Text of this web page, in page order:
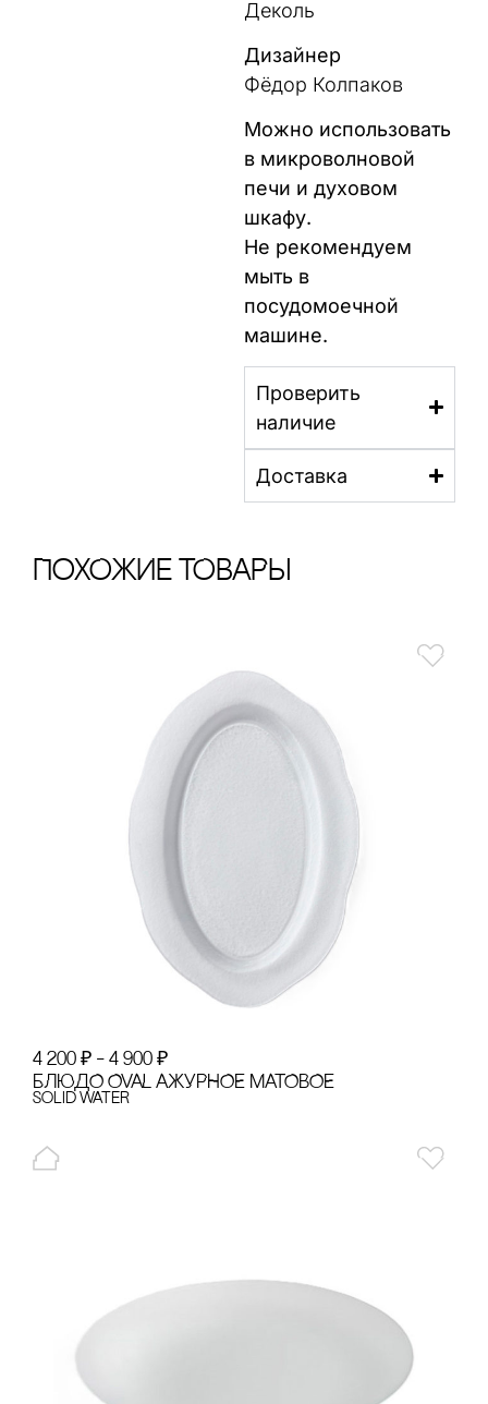
Деколь
Дизайнер
Фёдор Колпаков
Можно использовать
в микроволновой
печи и духовом
шкафу.
Не рекомендуем
мыть в
посудомоечной
машине.
Проверить
наличие
Доставка
ПохОжИе тОваРы
4 200 ₽ – 4 900 ₽
БЛЮДО OVAL АЖУРНОЕ МАТОВОЕ
Solid Water